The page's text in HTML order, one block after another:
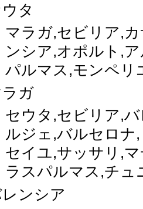
タ
マラガ,セビリア,
ンシア,オポルト,
パルマス,モンペリ
ガ
セウタ,セビリア,
ルジェ,バルセロナ
セイユ,サッサリ,
ラスパルマス,チュ
ンシア